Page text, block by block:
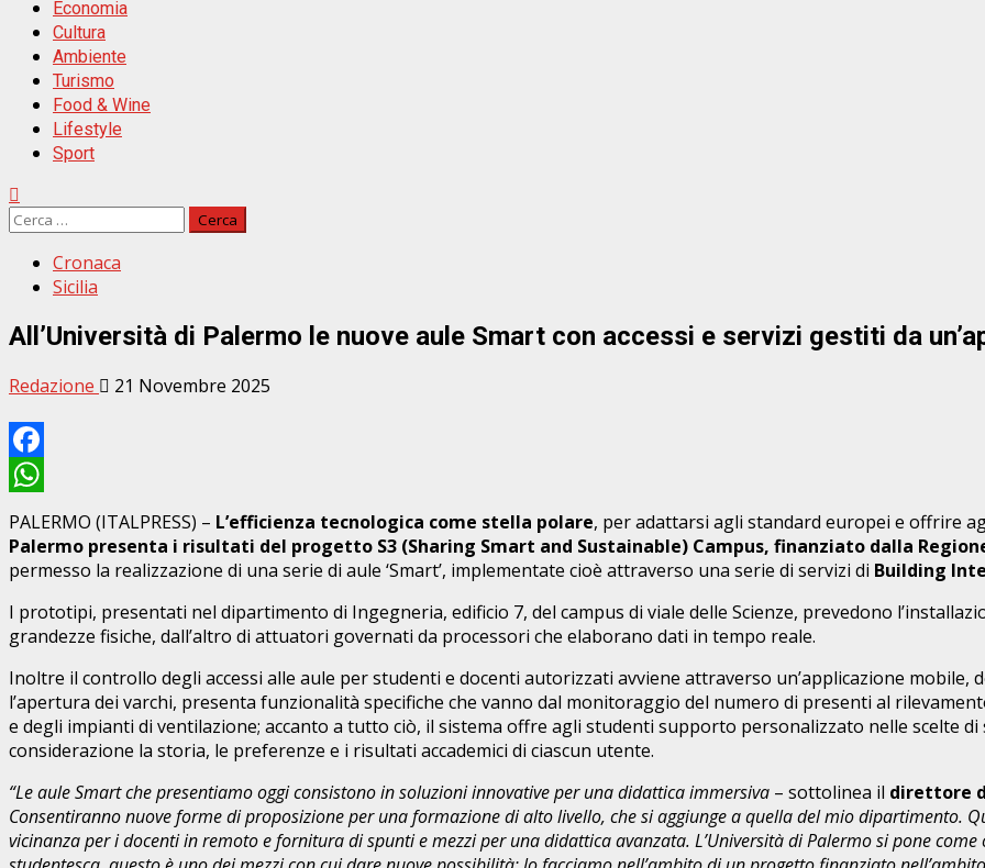
Economia
Cultura
Ambiente
Turismo
Food & Wine
Lifestyle
Sport
Ricerca
Cronaca
Sicilia
All’Università di Palermo le nuove aule Smart con accessi e servizi gestiti da
Redazione 21 Novembre 2025
Facebook
WhatsApp
PALERMO (ITALPRESS) – L’efficienza tecnologica come stella polare, per adattarsi agli standard europei e offrire
Palermo presenta i risultati del progetto S3 (Sharing Smart and Sustainable) Campus, finanziato dalla
permesso la realizzazione di una serie di aule ‘Smart’, implementate cioè attraverso una serie di servizi di Building
I prototipi, presentati nel dipartimento di Ingegneria, edificio 7, del campus di viale delle Scienze, prevedono
grandezze fisiche, dall’altro di attuatori governati da processori che elaborano dati in tempo reale.
Inoltre il controllo degli accessi alle aule per studenti e docenti autorizzati avviene attraverso un’applicazione mobile,
l’apertura dei varchi, presenta funzionalità specifiche che vanno dal monitoraggio del numero di presenti al
e degli impianti di ventilazione; accanto a tutto ciò, il sistema offre agli studenti supporto personalizzato nelle scelte
considerazione la storia, le preferenze e i risultati accademici di ciascun utente.
“Le aule Smart che presentiamo oggi consistono in soluzioni innovative per una didattica immersiva – sottolinea il direttore
Consentiranno nuove forme di proposizione per una formazione di alto livello, che si aggiunge a quella del mio dipartimento.
vicinanza per i docenti in remoto e fornitura di spunti e mezzi per una didattica avanzata. L’Università di Palermo si pone